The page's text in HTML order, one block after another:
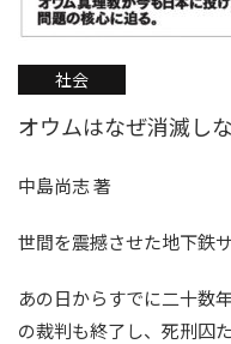
社会
オウムはなぜ消滅し
中島尚志 著
世間を震撼させた地下鉄
あの日からすでに二十数
の裁判も終了し、死刑囚